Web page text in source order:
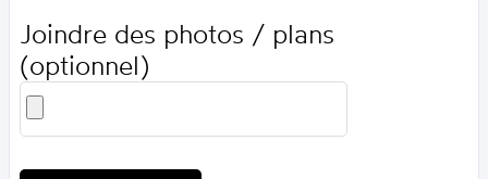
Joindre des photos / plans
(optionnel)